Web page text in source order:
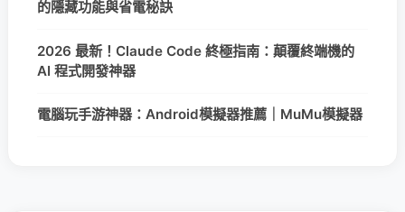
的隱藏功能與省電秘訣
2026 最新！Claude Code 終極指南：顛覆終端機的
AI 程式開發神器
電腦玩手游神器：Android模擬器推薦｜MuMu模擬器